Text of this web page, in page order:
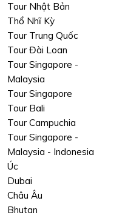
Tour Nhật Bản
Thổ Nhĩ Kỳ
Tour Trung Quốc
Tour Đài Loan
Tour Singapore -
Malaysia
Tour Singapore
Tour Bali
Tour Campuchia
Tour Singapore -
Malaysia - Indonesia
Úc
Dubai
Châu Âu
Bhutan